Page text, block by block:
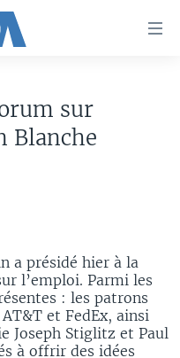
sur
Blanche
a présidé hier à la
l’emploi. Parmi les
: les patrons
et FedEx, ainsi
Joseph Stiglitz et Paul
à offrir des idées